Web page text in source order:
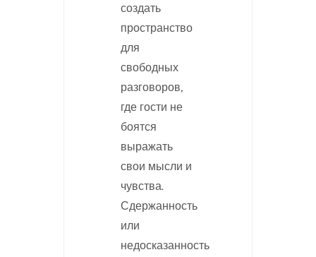
создать
пространство
для
свободных
разговоров,
где гости не
боятся
выражать
свои мысли и
чувства.
Сдержанность
или
недосказанность